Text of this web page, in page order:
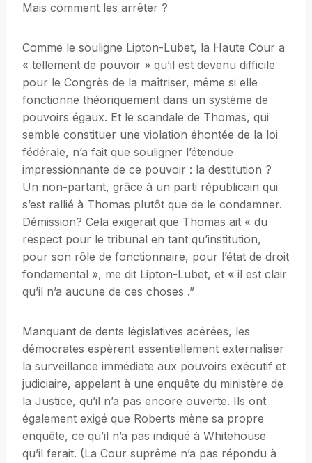
Mais comment les arrêter ?
Comme le souligne Lipton-Lubet, la Haute Cour a
« tellement de pouvoir » qu’il est devenu difficile
pour le Congrès de la maîtriser, même si elle
fonctionne théoriquement dans un système de
pouvoirs égaux. Et le scandale de Thomas, qui
semble constituer une violation éhontée de la loi
fédérale, n’a fait que souligner l’étendue
impressionnante de ce pouvoir : la destitution ?
Un non-partant, grâce à un parti républicain qui
s’est rallié à Thomas plutôt que de le condamner.
Démission? Cela exigerait que Thomas ait « du
respect pour le tribunal en tant qu’institution,
pour son rôle de fonctionnaire, pour l’état de droit
fondamental », me dit Lipton-Lubet, et « il est clair
qu’il n’a aucune de ces choses .”
Manquant de dents législatives acérées, les
démocrates espèrent essentiellement externaliser
la surveillance immédiate aux pouvoirs exécutif et
judiciaire, appelant à une enquête du ministère de
la Justice, qu’il n’a pas encore ouverte. Ils ont
également exigé que Roberts mène sa propre
enquête, ce qu’il n’a pas indiqué à Whitehouse
qu’il ferait. (La Cour suprême n’a pas répondu à